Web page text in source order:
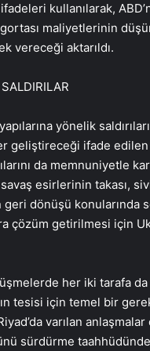
kullanılarak,
maliyetlerinin
vereceği aktarıldı.
yönelik
geliştireceği ifade
da memnuniyetle
esirlerinin takası,
geri dönüşü konularında
çözüm getirilmesi için
her iki tarafa da
tesisi için temel bir
varılan
sürdürme